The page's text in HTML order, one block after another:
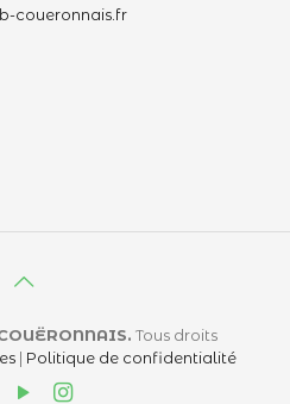
coueronnais.fr
Tous droits
| Politique de confidentialité